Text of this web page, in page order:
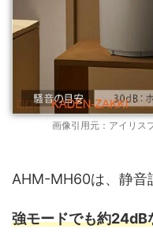
画像引用元：アイリ
AHM-MH60は、静音
強モードでも約24dB